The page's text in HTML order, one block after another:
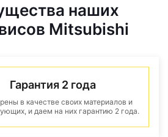
наших
Mitsubishi
Гарантия 2 года
в качестве своих материалов и
и даем на них гарантию 2 года.